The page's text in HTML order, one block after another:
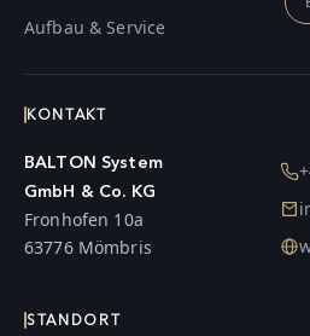
Aufbau & Service
KONTAKT
BALTON System
GmbH & Co. KG
Fronhofen 10a
63776 Mömbris
STANDORT